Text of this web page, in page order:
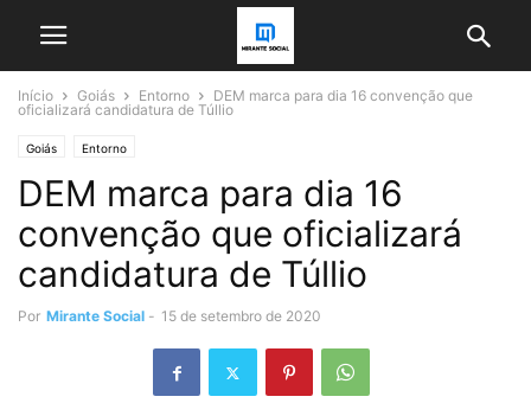
Início Goiás Entorno
DEM marca para dia 16 convenção que
oficializará candidatura de Túllio
Goiás Entorno
DEM marca para dia 16
convenção que oficializará
candidatura de Túllio
Por Mirante Social - 15 de setembro de 2020